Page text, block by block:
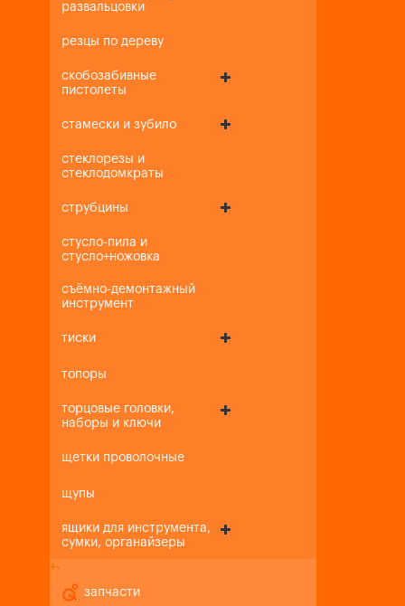
развальцовки
резцы по дереву
скобозабивные
пистолеты
стамески и зубило
стеклорезы и
стеклодомкраты
струбцины
стусло-пила и
стусло+ножовка
съёмно-демонтажный
инструмент
тиски
топоры
торцовые головки,
наборы и ключи
щетки проволочные
щупы
ящики для инструмента,
сумки, органайзеры
+-
запчасти